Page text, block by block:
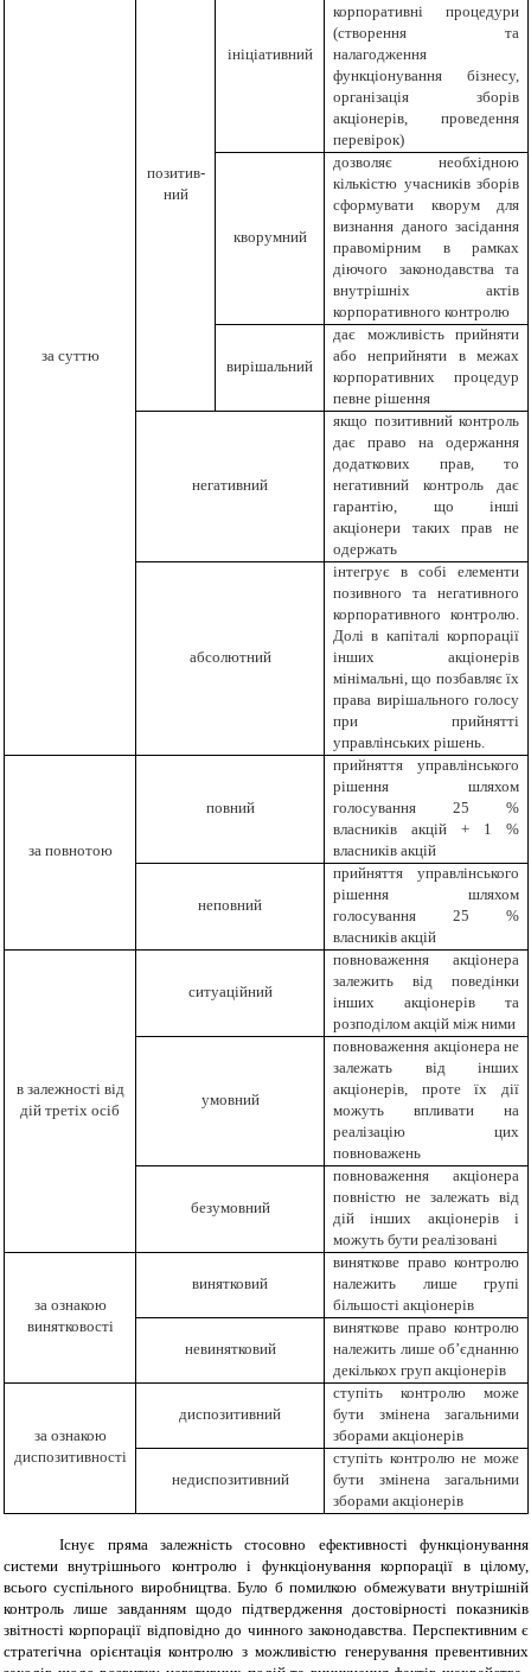
за суттю
позитив-
ний
ініціативний
корпоративні процедури
(створення та
налагодження
функціонування бізнесу,
організація зборів
акціонерів, проведення
перевірок)
кворумний
дозволяє необхідною
кількістю учасників зборів
сформувати кворум для
визнання даного засідання
правомірним в рамках
діючого законодавства та
внутрішніх актів
корпоративного контролю
вирішальний
дає можливість прийняти
або неприйняти в межах
корпоративних процедур
певне рішення
негативний
якщо позитивний контроль
дає право на одержання
додаткових прав, то
негативний контроль дає
гарантію, що інші
акціонери таких прав не
одержать
абсолютний
інтегрує в собі елементи
позивного та негативного
корпоративного контролю.
Долі в капіталі корпорації
інших акціонерів
мінімальні, що позбавляє їх
права вирішального голосу
при прийнятті
управлінських рішень.
за повнотою
повний
прийняття управлінського
рішення шляхом
голосування 25 %
власників акцій + 1 %
власників акцій
неповний
прийняття управлінського
рішення шляхом
голосування 25 %
власників акцій
в залежності від
дій третіх осіб
ситуаційний
повноваження акціонера
залежить від поведінки
інших акціонерів та
розподілом акцій між ними
умовний
повноваження акціонера не
залежать від інших
акціонерів, проте їх дії
можуть впливати на
реалізацію цих
повноважень
безумовний
повноваження акціонера
повністю не залежать від
дій інших акціонерів і
можуть бути реалізовані
за ознакою
винятковості
винятковий
виняткове право контролю
належить лише групі
більшості акціонерів
невинятковий
виняткове право контролю
належить лише об’єднанню
декількох груп акціонерів
за ознакою
диспозитивності
диспозитивний
ступіть контролю може
бути змінена загальними
зборами акціонерів
недиспозитивний
ступіть контролю не може
бути змінена загальними
зборами акціонерів
Існує пряма залежність стосовно ефективності функціонування
системи внутрішнього контролю і функціонування корпорації в цілому,
всього суспільного виробництва. Було б помилкою обмежувати внутрішній
контроль лише завданням щодо підтвердження достовірності показників
звітності корпорації відповідно до чинного законодавства. Перспективним є
стратегічна орієнтація контролю з можливістю генерування превентивних